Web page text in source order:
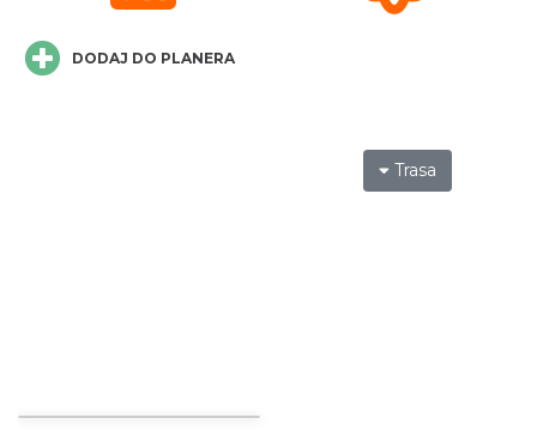
DODAJ DO PLANERA
Trasa